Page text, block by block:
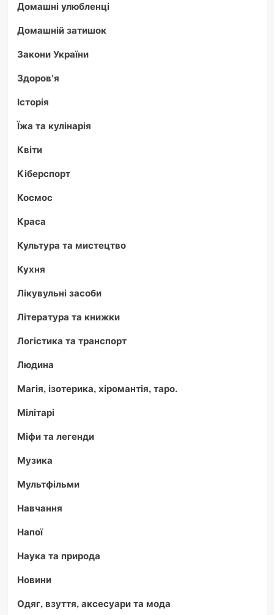
Домашні улюбленці
Домашній затишок
Закони України
Здоров'я
Історія
Їжа та кулінарія
Квіти
Кіберспорт
Космос
Краса
Культура та мистецтво
Кухня
Лікувульні засоби
Література та книжки
Логістика та транспорт
Людина
Магія, ізотерика, хіромантія, таро.
Мілітарі
Міфи та легенди
Музика
Мультфільми
Навчання
Напої
Наука та природа
Новини
Одяг, взуття, аксесуари та мода